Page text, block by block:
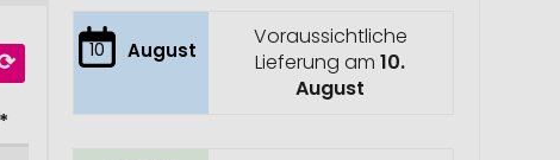
10 August
Voraussichtliche
Lieferung am10.
August